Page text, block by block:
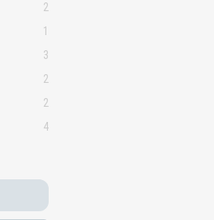
2
1
3
2
2
4